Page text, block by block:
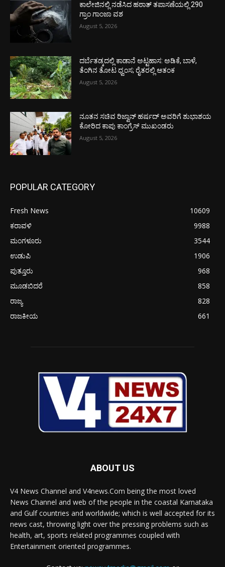
ಕಾಲೇಜಿನಲ್ಲಿ ನಡೆಸಿದ ಹಠಾತ್ ತಪಾಸಣೆಯಲ್ಲಿ 290
ಗ್ರಾಂ ಗಾಂಜಾ ವಶ
August 5, 2026
ದರ್ಬೆತಡ್ಕದಲ್ಲಿ ಕಾಡಾನೆ ಅಟ್ಟಹಾಸ: ಅಡಿಕೆ, ಬಾಳೆ,
ತೆಂಗಿನ ತೋಟ ಧ್ವಂಸ; ರೈತರಲ್ಲಿ ಆತಂಕ
August 5, 2026
ನೂತನ ಸಚಿವ ರಿಜ್ವಾನ್ ಹರ್ಷದ್ ಅವರಿಗೆ ಶುಭಾಶಯ
ಕೋರಿದ ಕಾಪು ಕಾಂಗ್ರೆಸ್ ಮುಖಂಡರು
August 5, 2026
POPULAR CATEGORY
Fresh News
10609
ಕರಾವಳಿ
9988
ಮಂಗಳೂರು
3544
ಉಡುಪಿ
1906
ಪುತ್ತೂರು
968
ಮೂಡಬಿದರೆ
858
ರಾಜ್ಯ
828
ರಾಜಕೀಯ
661
ABOUT US
V4 News Channel and V4news.Com being the most loved
News Channel and web of the people in the coastal Karnataka
and Gulf countries and worldwide; which is well accepted for its
news cast, throwing light over the pressing problems such as
health, art, sports related programmes coupled with
Entertainment oriented programmes.